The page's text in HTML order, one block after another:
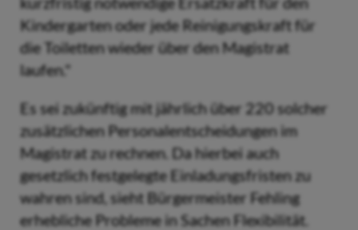
Kindergarten oder jede Reinigungskraft für
die Toiletten wieder über den Magistrat
laufen."
Es sei zukünftig mit jährlich über 220 solcher
zusätzlichen Personalentscheidungen im
Magistrat zu rechnen. Da hierbei auch
gesetzlich festgelegte Einladungsfristen zu
wahren sind, sieht Bürgermeister Fehling
erhebliche Probleme in Sachen Flexibilität.